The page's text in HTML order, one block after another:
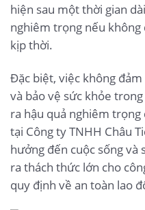
hiện sau một thời gian
nghiêm trọng nếu
kịp thời.
Đặc biệt, việc không
và bảo vệ sức khỏe
ra hậu quả nghiêm trọng
tại Công ty TNHH Châu
hưởng đến cuộc sống và
ra thách thức lớn cho
quy định về an toàn lao